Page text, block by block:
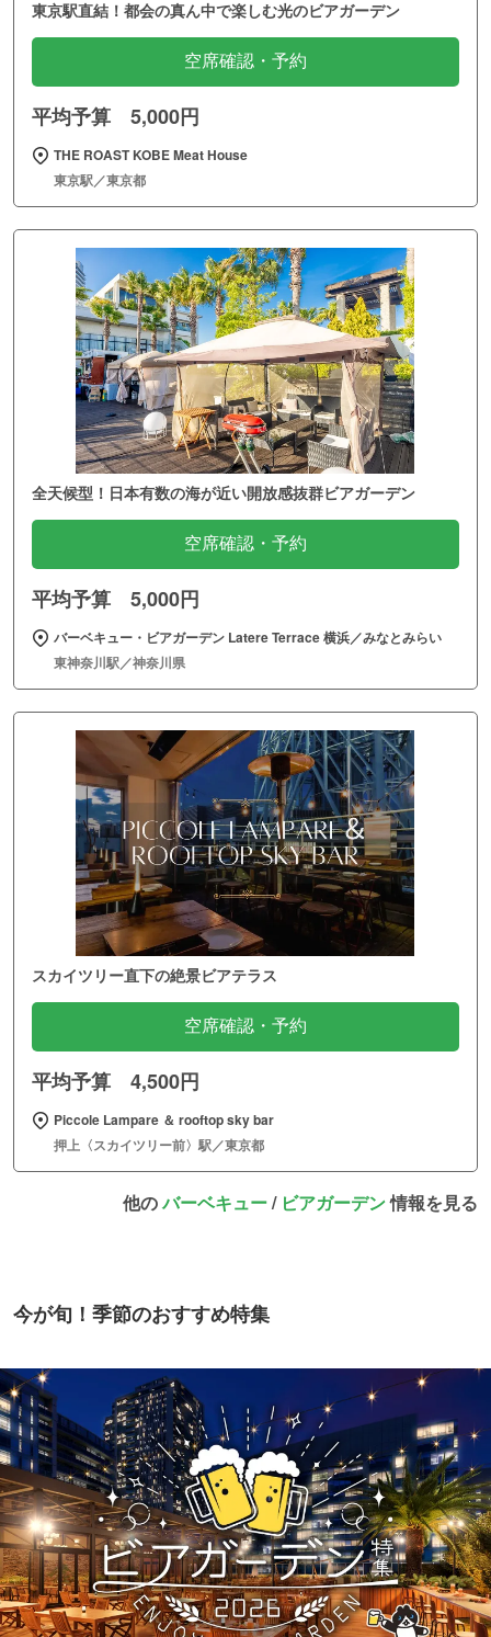
東京駅直結！都会の真ん中で楽しむ光のビアガーデン
空席確認・予約
平均予算 5,000円
THE ROAST KOBE Meat House
東京駅／東京都
全天候型！日本有数の海が近い開放感抜群ビアガーデン
空席確認・予約
平均予算 5,000円
バーベキュー・ビアガーデン Latere Terrace 横浜／みなとみらい
東神奈川駅／神奈川県
スカイツリー直下の絶景ビアテラス
空席確認・予約
平均予算 4,500円
Piccole Lampare ＆ rooftop sky bar
押上〈スカイツリー前〉駅／東京都
他のバーベキュー/ ビアガーデン情報を見る
今が旬！季節のおすすめ特集